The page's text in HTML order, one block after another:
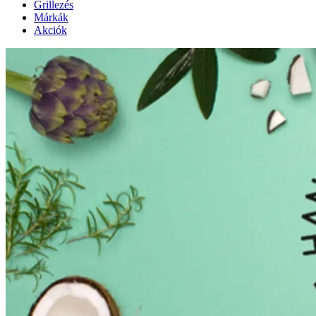
Grillezés
Márkák
Akciók